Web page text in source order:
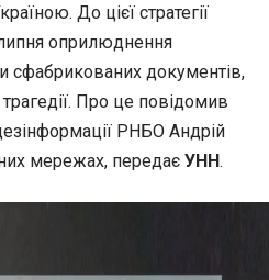
До цієї стратегії
оприлюднення
сфабрикованих документів,
Про це повідомив
РНБО Андрій
мережах, передає УНН.